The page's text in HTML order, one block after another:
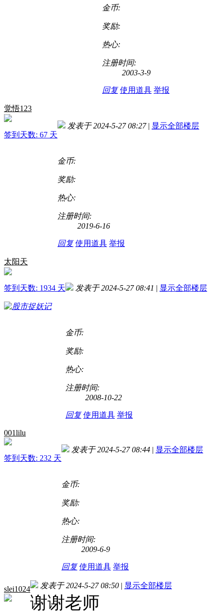
金币:
奖励:
热心:
注册时间:
2003-3-9
回复 使用道具 举报
觉悟123
签到天数: 67 天
发表于 2024-5-27 08:27 | 显示全部楼层
金币:
奖励:
热心:
注册时间:
2019-6-16
回复 使用道具 举报
太阳天
签到天数: 1934 天 发表于 2024-5-27 08:41 | 显示全部楼层
金币:
奖励:
热心:
注册时间:
2008-10-22
回复 使用道具 举报
001lilu
签到天数: 232 天
发表于 2024-5-27 08:44 | 显示全部楼层
金币:
奖励:
热心:
注册时间:
2009-6-9
回复 使用道具 举报
slei1024 发表于 2024-5-27 08:50 | 显示全部楼层
谢谢老师